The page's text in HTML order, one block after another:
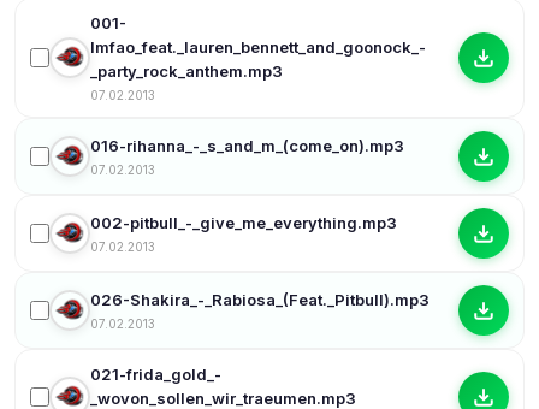
001-
lmfao_feat._lauren_bennett_and_goonock_-
_party_rock_anthem.mp3
07.02.2013
016-rihanna_-_s_and_m_(come_on).mp3
07.02.2013
002-pitbull_-_give_me_everything.mp3
07.02.2013
026-Shakira_-_Rabiosa_(Feat._Pitbull).mp3
07.02.2013
021-frida_gold_-
_wovon_sollen_wir_traeumen.mp3